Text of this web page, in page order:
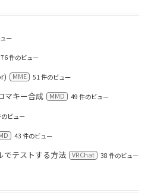
ー
76 件のビュー
MME 51 件のビュー
マキー合成 MMD 49 件のビュー
ビュー
43 件のビュー
でテストする方法 VRChat 38 件のビュー